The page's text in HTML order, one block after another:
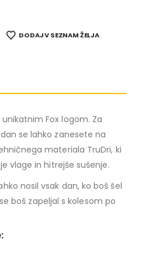
DODAJ V SEZNAM ŽELJA
unikatnim Fox logom. Za
se lahko zanesete na
materiala TruDri, ki
vlage in hitrejše sušenje.
nosil vsak dan, ko boš šel
boš zapeljal s kolesom po